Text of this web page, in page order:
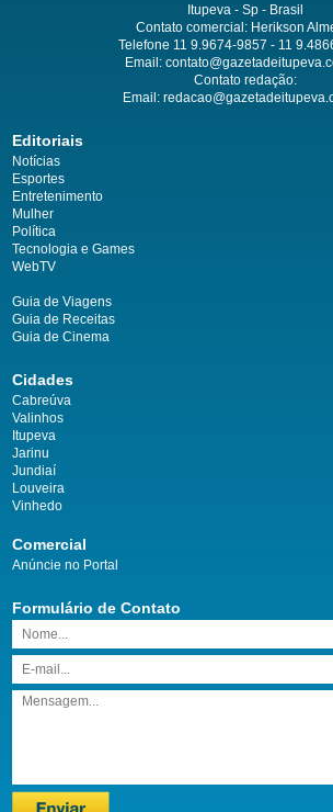
Itupeva - Sp - Brasil
Contato comercial: Herikson
Telefone 11 9.9674-9857 - 11
Email:
Contato redação:
Email:
Editoriais
Notícias
Esportes
Entretenimento
Mulher
Política
Tecnologia e Games
WebTV
Guia de Viagens
Guia de Receitas
Guia de Cinema
Cidades
Cabreúva
Valinhos
Itupeva
Jarinu
Jundiaí
Louveira
Vinhedo
Comercial
Anúncie no Portal
Formulário de Contato